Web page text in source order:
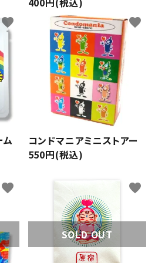
favorite
コンドマニアミニストアー
550円(税込)
favorite
favorite
SOLD OUT
favorite